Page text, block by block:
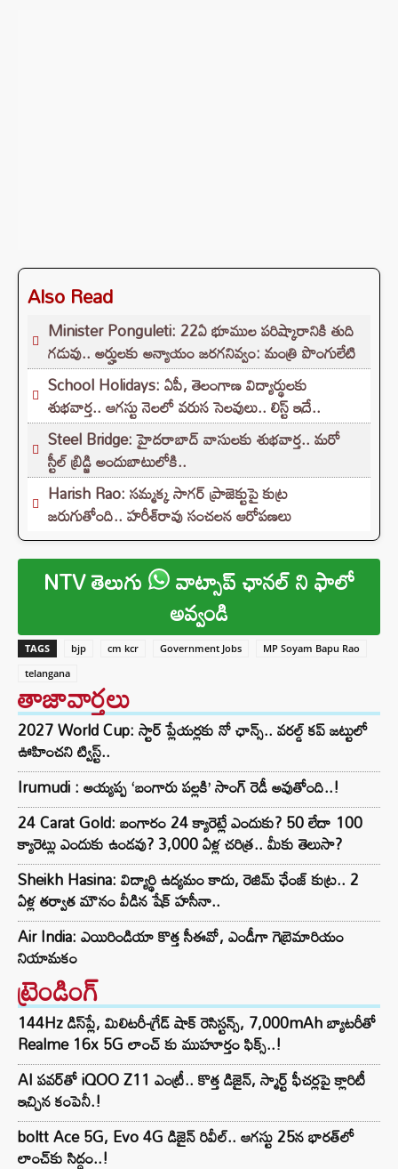
Also Read
Minister Ponguleti: 22ఏ భూముల పరిష్కారానికి తుది
గడువు.. అర్హులకు అన్యాయం జరగనివ్వం: మంత్రి పొంగులేటి
School Holidays: ఏపీ, తెలంగాణ విద్యార్థులకు
శుభవార్త.. ఆగస్టు నెలలో వరుస సెలవులు.. లిస్ట్ ఇదే..
Steel Bridge: హైదరాబాద్ వాసులకు శుభవార్త.. మరో
స్టీల్ బ్రిడ్జి అందుబాటులోకి..
Harish Rao: సమ్మక్క సాగర్ ప్రాజెక్టుపై కుట్ర
జరుగుతోంది.. హరీశ్‌రావు సంచలన ఆరోపణలు
NTV తెలుగు వాట్సాప్ ఛానల్ ని ఫాలో
అవ్వండి
TAGS bjp cm kcr Government Jobs
MP Soyam Bapu Rao
telangana
తాజావార్తలు
2027 World Cup: స్టార్ ప్లేయర్లకు నో ఛాన్స్.. వరల్డ్ కప్ జట్టులో
ఊహించని ట్విస్ట్..
Irumudi : అయ్యప్ప ‘బంగారు పల్లకి’ సాంగ్ రెడీ అవుతోంది..!
24 Carat Gold: బంగారం 24 క్యారెట్లే ఎందుకు? 50 లేదా 100
క్యారెట్లు ఎందుకు ఉండవు? 3,000 ఏళ్ల చరిత్ర.. మీకు తెలుసా?
Sheikh Hasina: విద్యార్థి ఉద్యమం కాదు, రెజిమ్ ఛేంజ్ కుట్ర.. 2
ఏళ్ల తర్వాత మౌనం వీడిన షేక్ హసీనా..
Air India: ఎయిరిండియా కొత్త సీఈవో, ఎండీగా గెబ్రెమారియం
నియామకం
ట్రెండింగ్‌
144Hz డిస్‌ప్లే, మిలిటరీ-గ్రేడ్ షాక్ రెసిస్టన్స్, 7,000mAh బ్యాటరీతో
Realme 16x 5G లాంచ్ కు ముహూర్తం ఫిక్స్..!
AI పవర్‌తో iQOO Z11 ఎంట్రీ.. కొత్త డిజైన్, స్మార్ట్ ఫీచర్లపై క్లారిటీ
ఇచ్చిన కంపెనీ.!
boltt Ace 5G, Evo 4G డిజైన్ రివీల్.. ఆగస్టు 25న భారత్‌లో
లాంచ్‌కు సిద్ధం..!